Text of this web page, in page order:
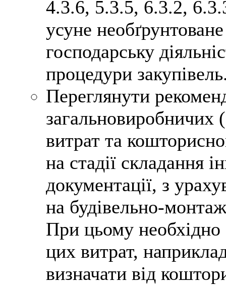
4.3.6, 5.3.5, 6.3.2,
усуне
господарську
процедури
Переглянути
загальновиробничих
витрат та
на стадії складання
документації, з
на будівельно-
При цьому необхідно
цих витрат,
визначати від